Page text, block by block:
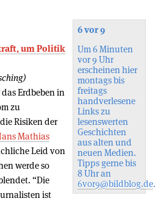
6 vor 9
Um 6 Minuten
vor 9 Uhr
erscheinen hier
montags bis
freitags
handverlesene
Links zu
lesenswerten
Geschichten
aus alten und
neuen Medien.
Tipps gerne bis
8 Uhr an
6vor9@bildblog.de.
um Politik
Erdbeben in
zu
Risiken der
Mathias
Leid von
werde so
“Die
ist